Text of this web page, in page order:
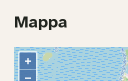
Mappa